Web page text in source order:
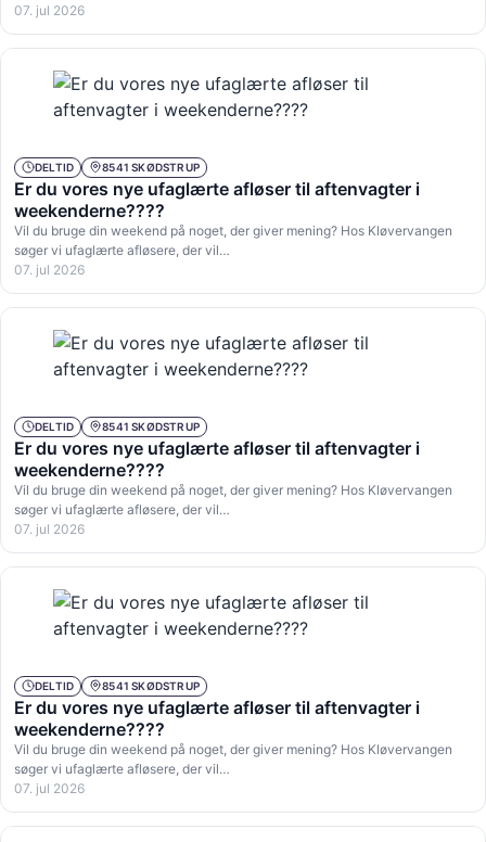
07. jul 2026
DELTID 8541 SKØDSTRUP
Er du vores nye ufaglærte afløser til aftenvagter i
weekenderne????
Vil du bruge din weekend på noget, der giver mening? Hos Kløvervangen
søger vi ufaglærte afløsere, der vil…
07. jul 2026
DELTID 8541 SKØDSTRUP
Er du vores nye ufaglærte afløser til aftenvagter i
weekenderne????
Vil du bruge din weekend på noget, der giver mening? Hos Kløvervangen
søger vi ufaglærte afløsere, der vil…
07. jul 2026
DELTID 8541 SKØDSTRUP
Er du vores nye ufaglærte afløser til aftenvagter i
weekenderne????
Vil du bruge din weekend på noget, der giver mening? Hos Kløvervangen
søger vi ufaglærte afløsere, der vil…
07. jul 2026